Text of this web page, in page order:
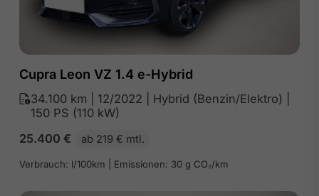
Cupra Leon VZ 1.4 e-Hybrid
34.100 km | 12/2022 | Hybrid (Benzin/Elektro) |
150 PS (110 kW)
25.400 € ab 219 € mtl.
Verbrauch: l/100km | Emissionen: 30 g CO₂/km